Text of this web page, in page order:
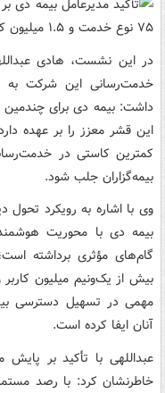
در این نشست، هادی
خدمت‌رسانی این شرکت به
داشت: بیمه دی برای چندمین
این قشر معزز را بر عهده
کمترین کاستی در
بیمه‌گزاران جلب شود.
وی با اشاره به رویکرد
بیمه دی با محوریت
گام‌های مؤثری برداشته
مهمی در تسهیل دسترسی
آنان ایفا کرده است.
عبداللهی با تأکید بر
خاطرنشان کرد: با رصد